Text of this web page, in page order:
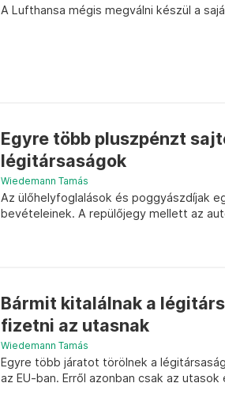
A Lufthansa mégis megválni készül a
Egyre több pluszpénzt
légitársaságok
Wiedemann Tamás
Az ülőhelyfoglalások és poggyászdíjak
bevételeinek. A repülőjegy mellett az
Bármit kitalálnak a
fizetni az utasnak
Wiedemann Tamás
Egyre több járatot törölnek a
az EU-ban. Erről azonban csak az